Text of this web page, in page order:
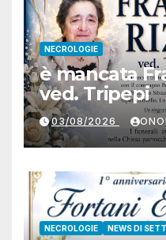
NECROLOGIE
è mancata
ved. Tripepi
03/08/2026
NECROLOGIE NEWS DI